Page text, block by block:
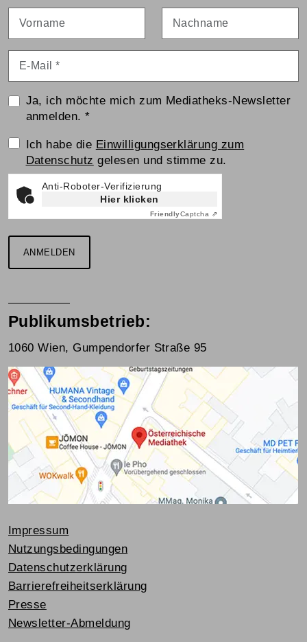
Ja, ich möchte mich zum Mediatheks-Newsletter
anmelden.*
Einwilligungserklärung
Ich habe die Einwilligungserklärung zum
Datenschutz gelesen und stimme zu.
Anti-Roboter-Verifizierung
Hier klicken
FriendlyCaptcha ⇗
ANMELDEN
Publikumsbetrieb:
1060 Wien, Gumpendorfer Straße 95
Impressum
Nutzungsbedingungen
Datenschutzerklärung
Barrierefreiheitserklärung
Presse
Newsletter-Abmeldung